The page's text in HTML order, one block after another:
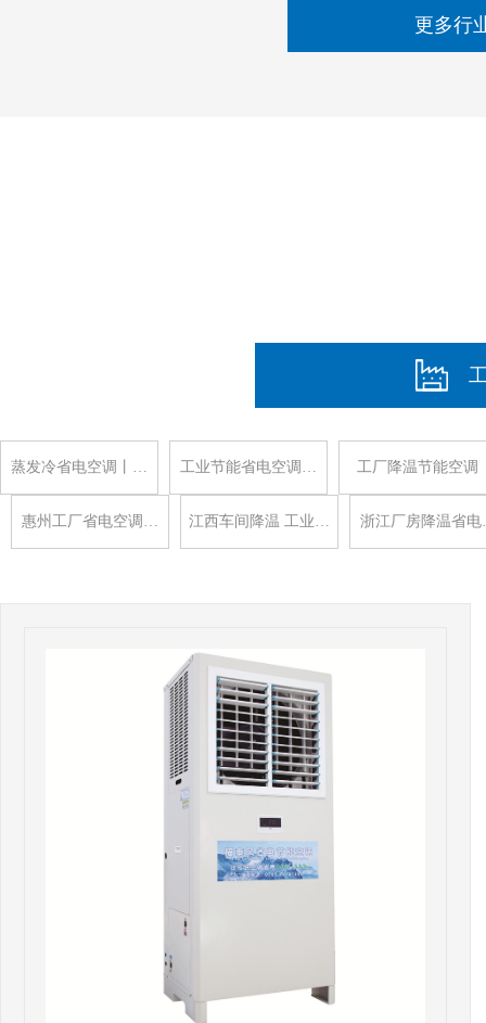
更多行
蒸发冷省电空调丨… 工业节能省电空调… 工厂降温节能空调
惠州工厂省电空调… 江西车间降温 工业… 浙江厂房降温省